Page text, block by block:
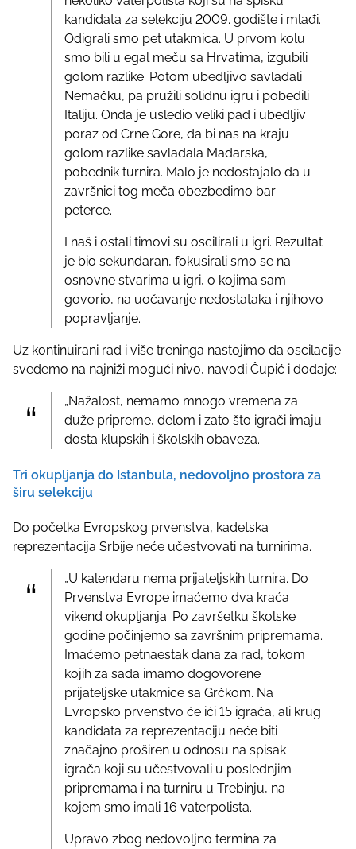
kandidata za selekciju 2009. godište i mlađi.
Odigrali smo pet utakmica. U prvom kolu
smo bili u egal meču sa Hrvatima, izgubili
golom razlike. Potom ubedljivo savladali
Nemačku, pa pružili solidnu igru i pobedili
Italiju. Onda je usledio veliki pad i ubedljiv
poraz od Crne Gore, da bi nas na kraju
golom razlike savladala Mađarska,
pobednik turnira. Malo je nedostajalo da u
završnici tog meča obezbedimo bar
peterce.
I naš i ostali timovi su oscilirali u igri. Rezultat
je bio sekundaran, fokusirali smo se na
osnovne stvarima u igri, o kojima sam
govorio, na uočavanje nedostataka i njihovo
popravljanje.
Uz kontinuirani rad i više treninga nastojimo da oscilacije
svedemo na najniži mogući nivo, navodi Čupić i dodaje:
„Nažalost, nemamo mnogo vremena za
duže pripreme, delom i zato što igrači imaju
dosta klupskih i školskih obaveza.
Tri okupljanja do Istanbula, nedovoljno prostora za
širu selekciju
Do početka Evropskog prvenstva, kadetska
reprezentacija Srbije neće učestvovati na turnirima.
„U kalendaru nema prijateljskih turnira. Do
Prvenstva Evrope imaćemo dva kraća
vikend okupljanja. Po završetku školske
godine počinjemo sa završnim pripremama.
Imaćemo petnaestak dana za rad, tokom
kojih za sada imamo dogovorene
prijateljske utakmice sa Grčkom. Na
Evropsko prvenstvo će ići 15 igrača, ali krug
kandidata za reprezentaciju neće biti
značajno proširen u odnosu na spisak
igrača koji su učestvovali u poslednjim
pripremama i na turniru u Trebinju, na
kojem smo imali 16 vaterpolista.
Upravo zbog nedovoljno termina za